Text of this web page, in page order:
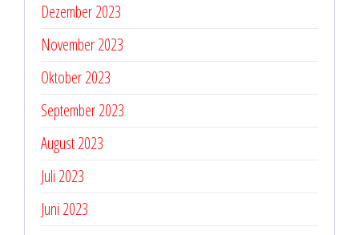
Dezember 2023
November 2023
Oktober 2023
September 2023
August 2023
Juli 2023
Juni 2023